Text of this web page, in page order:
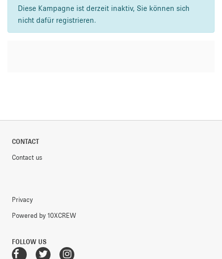
Diese Kampagne ist derzeit inaktiv, Sie können sich
nicht dafür registrieren.
CONTACT
Contact us
Privacy
Powered by 10XCREW
FOLLOW US